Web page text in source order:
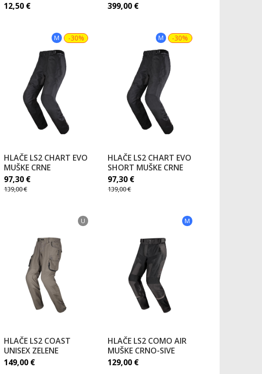
12,50 €
399,00 €
M -30%
HLAČE LS2 CHART EVO
MUŠKE CRNE
97,30 €
139,00€
M -30%
HLAČE LS2 CHART EVO
SHORT MUŠKE CRNE
97,30 €
139,00€
U
HLAČE LS2 COAST
UNISEX ZELENE
149,00 €
M
HLAČE LS2 COMO AIR
MUŠKE CRNO-SIVE
129,00 €